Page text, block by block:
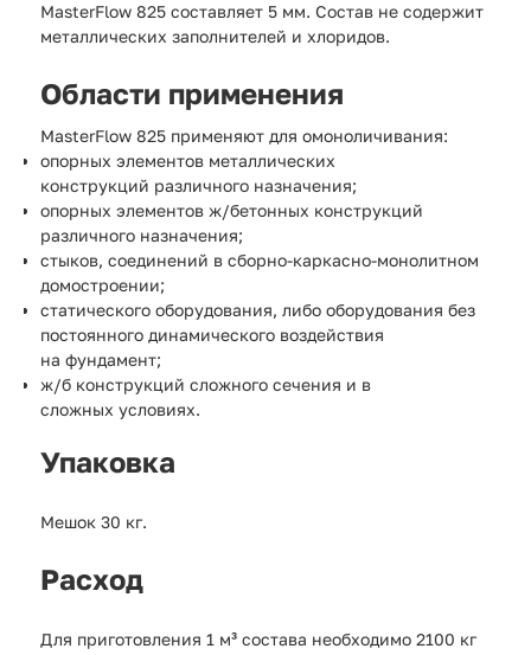
MasterFlow 825 составляет 5 мм. Состав не содержит
металлических заполнителей и хлоридов.
Области применения
MasterFlow 825 применяют для омоноличивания:
опорных элементов металлических
конструкций различного назначения;
опорных элементов ж/бетонных конструкций
различного назначения;
стыков, соединений в сборно-каркасно-монолитном
домостроении;
статического оборудования, либо оборудования без
постоянного динамического воздействия
на фундамент;
ж/б конструкций сложного сечения и в
сложных условиях.​​
Упаковка
Мешок 30 кг.
Расход
Для приготовления 1 м³ состава необходимо 2100 кг